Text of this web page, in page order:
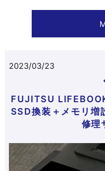
2023/03/23
FUJITSU
SSD換装＋メモリ増
修理